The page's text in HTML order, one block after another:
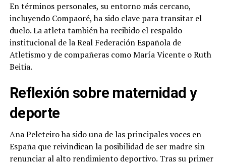
En términos personales, su entorno más cercano,
incluyendo Compaoré, ha sido clave para transitar el
duelo. La atleta también ha recibido el respaldo
institucional de la Real Federación Española de
Atletismo y de compañeras como María Vicente o Ruth
Beitia.
Reflexión sobre maternidad y
deporte
Ana Peleteiro ha sido una de las principales voces en
España que reivindican la posibilidad de ser madre sin
renunciar al alto rendimiento deportivo. Tras su primer